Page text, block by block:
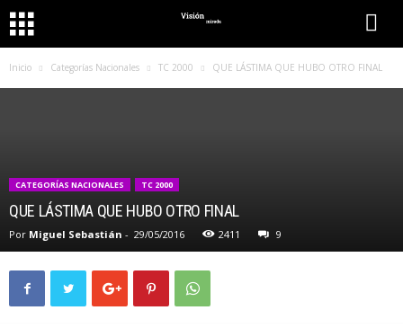
Inicio Categorías Nacionales TC 2000 QUE LÁSTIMA QUE HUBO OTRO FINAL
CATEGORÍAS NACIONALES TC 2000
QUE LÁSTIMA QUE HUBO OTRO FINAL
Por Miguel Sebastián - 29/05/2016 2411 9